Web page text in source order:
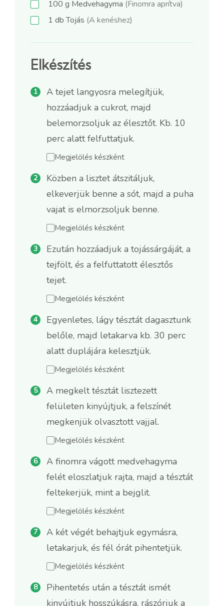
100 g Medvehagyma (Finomra aprítva)
1 dbTojás (A kenéshez)
Elkészítés
A tejet langyosra melegítjük,
hozzáadjuk a cukrot, majd
belemorzsoljuk az élesztőt. Kb. 10
perc alatt felfuttatjuk.
Megjelölés készként
Közben a lisztet átszitáljuk,
elkeverjük benne a sót, majd a puha
vajat is elmorzsoljuk benne.
Megjelölés készként
Ezután hozzáadjuk a tojássárgáját, a
tejfölt, és a felfuttatott élesztős
tejet.
Megjelölés készként
Egyenletes, lágy tésztát dagasztunk
belőle, majd letakarva kb. 30 perc
alatt duplájára kelesztjük.
Megjelölés készként
A megkelt tésztát lisztezett
felületen kinyújtjuk, a felszínét
megkenjük olvasztott vajjal.
Megjelölés készként
A finomra vágott medvehagyma
felét eloszlatjuk rajta, majd a tésztát
feltekerjük, mint a bejglit.
Megjelölés készként
A két végét behajtjuk egymásra,
letakarjuk, és fél órát pihentetjük.
Megjelölés készként
Pihentetés után a tésztát ismét
kinyújtjuk hosszúkásra, rászórjuk a